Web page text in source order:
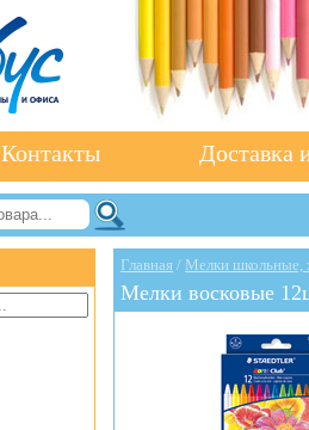
Контакты Доставка
Главная / Мелки школьные,
Мелки восковые